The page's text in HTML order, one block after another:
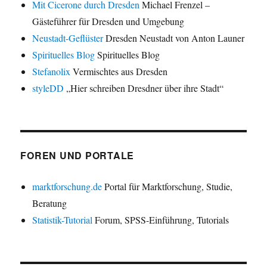
Mit Cicerone durch Dresden Michael Frenzel –
Gästeführer für Dresden und Umgebung
Neustadt-GeflüsterDresden Neustadt von Anton Launer
Spirituelles BlogSpirituelles Blog
Stefanolix Vermischtes aus Dresden
styleDD „Hier schreiben Dresdner über ihre Stadt“
FOREN UND PORTALE
marktforschung.dePortal für Marktforschung, Studie,
Beratung
Statistik-Tutorial Forum, SPSS-Einführung, Tutorials